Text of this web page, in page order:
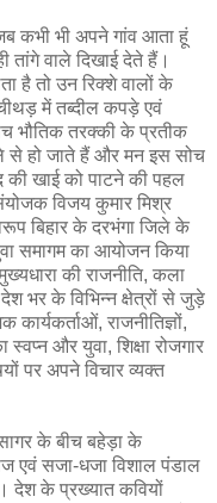
कभी भी अपने गांव आता हूं
तांगे वाले दिखाई देते हैं।
है तो उन रिक्शे वालों के
में तब्दील कपड़े एवं
भौतिक तरक्की के प्रतीक
से हो जाते हैं और मन इस सोच
खाई को पाटने की पहल
विजय कुमार मिश्र
बिहार के दरभंगा जिले के
समागम का आयोजन किया
की राजनीति, कला
भर के विभिन्न क्षेत्रों से जुड़े
कार्यकर्ताओं, राजनीतिज्ञों,
और युवा, शिक्षा रोजगार
पर अपने विचार व्यक्त
के बीच बहेड़ा के
एवं सजा-धजा विशाल पंडाल
देश के प्रख्यात कवियों